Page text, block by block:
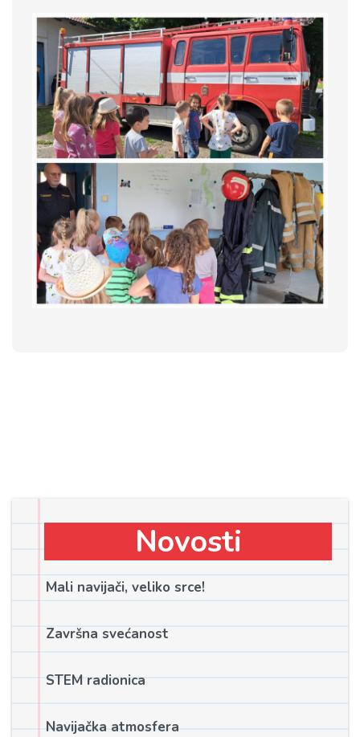
Novosti
Mali navijači, veliko srce!
Završna svećanost
STEM radionica
Navijačka atmosfera